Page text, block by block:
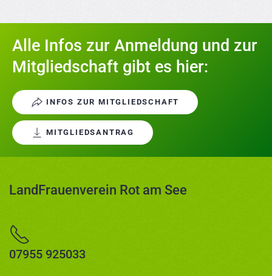
Alle Infos zur Anmeldung und zur
Mitgliedschaft gibt es hier:
INFOS ZUR MITGLIEDSCHAFT
MITGLIEDSANTRAG
LandFrauenverein Rot am See
07955 925033